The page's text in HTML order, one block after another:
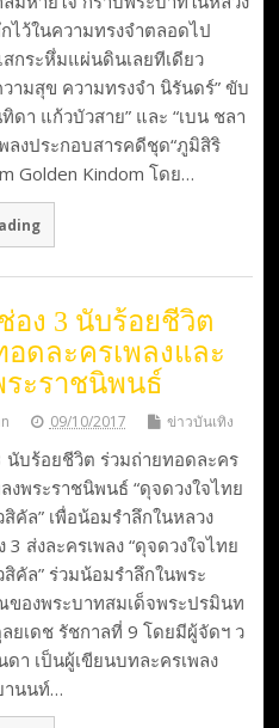
ไว้ในความทรงจำตลอดไป
กระหึ่มแผ่นดินเลยทีเดียว
วามสุข ความทรงจำ นิรันดร์” ขับ
ดา แก้วบัวสาย” และ “เบน ชลา
ลงประกอบสารคดีชุด“ภูมิสิริ
Golden Kindom โดย…
อง 3 นับร้อยชีวิต
ดละครเพลงและ
ระราชนิพนธ์
09/10/2017 ข่าวบันเทิง
นับร้อยชีวิต ร่วมถ่ายทอดละคร
งพระราชนิพนธ์ “ดุจดวงใจไทย
คัล” เพื่อน้อมรำลึกในหลวง
3 ส่งละครเพลง “ดุจดวงใจไทย
สิคัล” ร่วมน้อมรำลึกในพระ
องพระบาทสมเด็จพระปรมินท
ยเดช รัชกาลที่ 9 โดยมีผู้จัดฯ ว
า เป็นผู้เขียนบทละครเพลง
านนท์…